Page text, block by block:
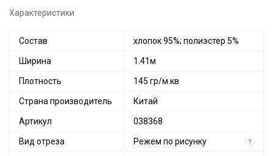
Характеристики
Состав хлопок 95%; полиэстер 5%
Ширина 1.41м
Плотность 145 гр/м.кв
Страна производитель Китай
Артикул 038368
Вид отреза Режем по рисунку ?